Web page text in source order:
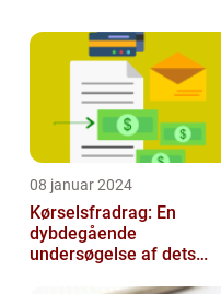
08 januar 2024
Kørselsfradrag: En
dybdegående
undersøgelse af dets